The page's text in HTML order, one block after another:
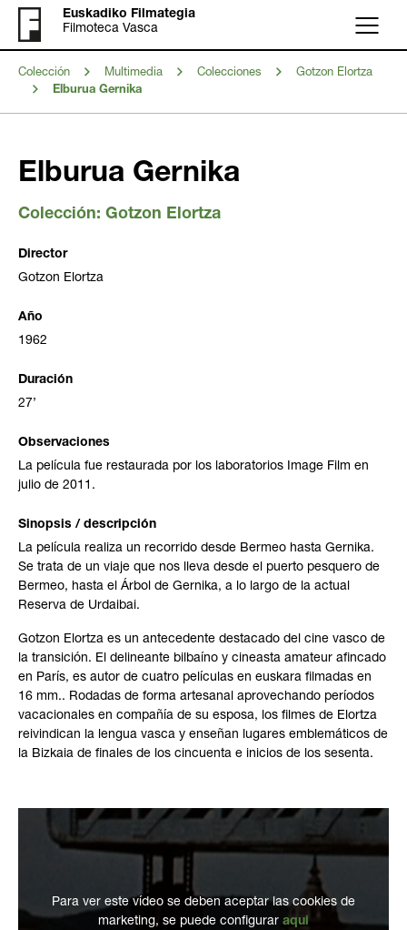
Euskadiko Filmategia
Filmoteca Vasca
Menú
Colección Multimedia Colecciones
Gotzon Elortza
Elburua Gernika
Elburua Gernika
Colección: Gotzon Elortza
Director
Gotzon Elortza
Año
1962
Duración
27’
Observaciones
La película fue restaurada por los laboratorios Image Film en
julio de 2011.
Sinopsis / descripción
La película realiza un recorrido desde Bermeo hasta Gernika.
Se trata de un viaje que nos lleva desde el puerto pesquero de
Bermeo, hasta el Árbol de Gernika, a lo largo de la actual
Reserva de Urdaibai.
Gotzon Elortza es un antecedente destacado del cine vasco de
la transición. El delineante bilbaíno y cineasta amateur afincado
en París, es autor de cuatro películas en euskara filmadas en
16 mm.. Rodadas de forma artesanal aprovechando períodos
vacacionales en compañía de su esposa, los filmes de Elortza
reivindican la lengua vasca y enseñan lugares emblemáticos de
la Bizkaia de finales de los cincuenta e inicios de los sesenta.
Para ver este vídeo se deben aceptar las cookies de
marketing, se puede configurar aqui